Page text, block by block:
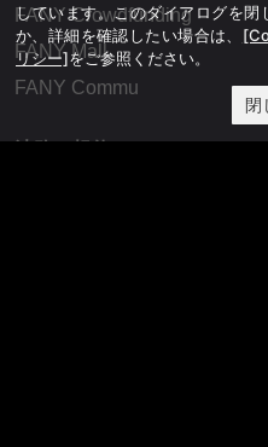
FANY Crowdfunding
FANY Mall
FANY Commu
しています。このダイアログを
か、詳細を確認したい場合は、
リシー]をご参照ください。
閉